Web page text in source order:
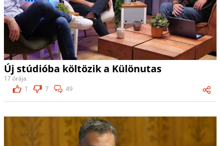
Új stúdióba költözik a Különutas
17 órája
1
7 49